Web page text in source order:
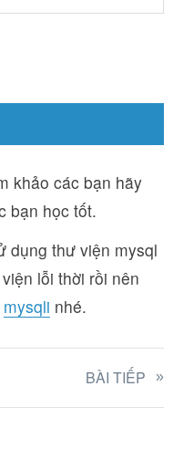
khảo các bạn hãy
bạn học tốt.
dụng thư viện mysql
lỗi thời rồi nên
mysqli nhé.
BÀI TIẾP